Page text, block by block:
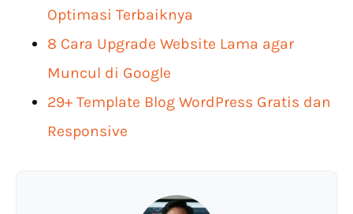
Optimasi Terbaiknya
8 Cara Upgrade Website Lama agar
Muncul di Google
29+ Template Blog WordPress Gratis dan
Responsive